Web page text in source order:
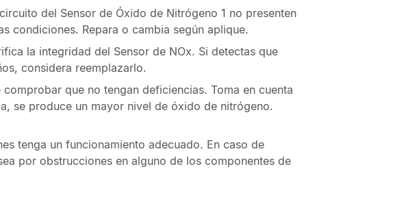
del Sensor de Óxido de Nitrógeno 1 no presenten
condiciones. Repara o cambia según aplique.
la integridad del Sensor de NOx. Si detectas que
considera reemplazarlo.
que no tengan deficiencias. Toma en cuenta
se produce un mayor nivel de óxido de nitrógeno.
tenga un funcionamiento adecuado. En caso de
por obstrucciones en alguno de los componentes de